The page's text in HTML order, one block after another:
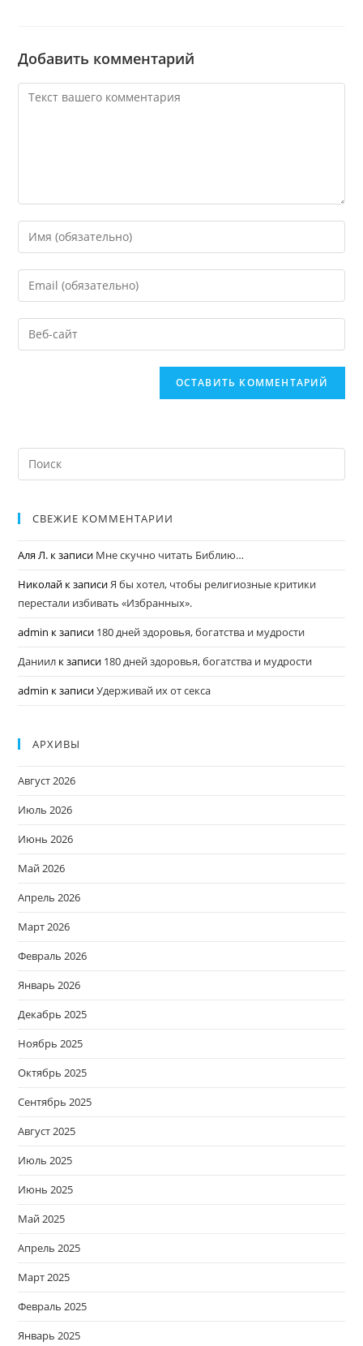
Добавить комментарий
СВЕЖИЕ КОММЕНТАРИИ
Аля Л. к записи Мне скучно читать Библию…
Николай к записиЯ бы хотел, чтобы религиозные критики
перестали избивать «Избранных».
admin к записи 180 дней здоровья, богатства и мудрости
Даниил к записи 180 дней здоровья, богатства и мудрости
admin к записиУдерживай их от секса
АРХИВЫ
Август 2026
Июль 2026
Июнь 2026
Май 2026
Апрель 2026
Март 2026
Февраль 2026
Январь 2026
Декабрь 2025
Ноябрь 2025
Октябрь 2025
Сентябрь 2025
Август 2025
Июль 2025
Июнь 2025
Май 2025
Апрель 2025
Март 2025
Февраль 2025
Январь 2025